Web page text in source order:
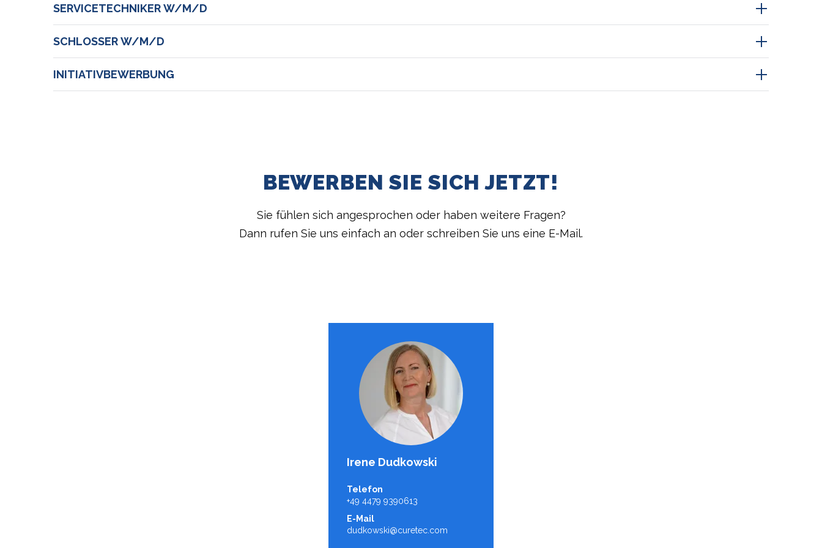
SERVICETECHNIKER W/M/D
SCHLOSSER W/M/D
INITIATIVBEWERBUNG
BEWERBEN SIE SICH JETZT!
Sie fühlen sich angesprochen oder haben weitere Fragen?
Dann rufen Sie uns einfach an oder schreiben Sie uns eine E-Mail.
Irene Dudkowski
Telefon
+49 4479 9390613
E-Mail
dudkowski@curetec.com